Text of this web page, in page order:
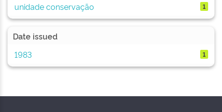
unidade conservação 1
Date issued
1983
1